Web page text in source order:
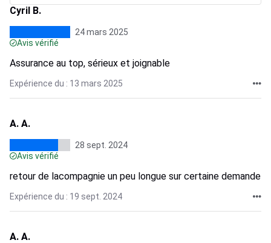
Cyril B.
24 mars 2025
Avis vérifié
Assurance au top, sérieux et joignable
Expérience du : 13 mars 2025
A. A.
28 sept. 2024
Avis vérifié
retour de lacompagnie un peu longue sur certaine demande
Expérience du : 19 sept. 2024
A. A.